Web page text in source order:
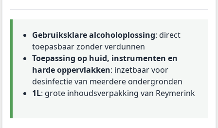
Gebruiksklare alcoholoplossing: direct
toepasbaar zonder verdunnen
Toepassing op huid, instrumenten en
harde oppervlakken: inzetbaar voor
desinfectie van meerdere ondergronden
1L: grote inhoudsverpakking van Reymerink